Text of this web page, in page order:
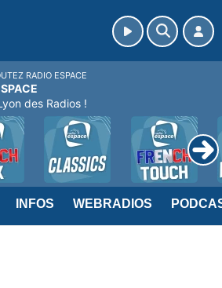
INFOS WEBRADIOS
RADIO ESPACE
des Radios !